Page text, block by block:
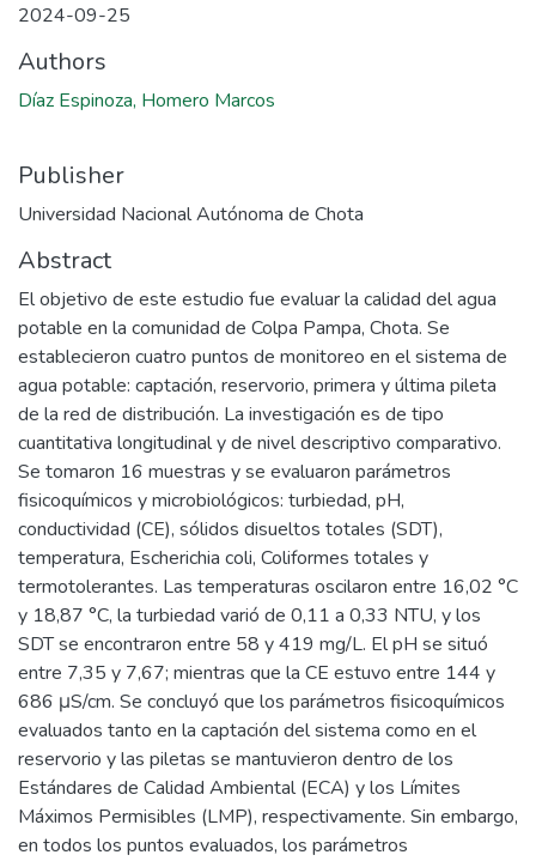
2024-09-25
Authors
Díaz Espinoza, Homero Marcos
Publisher
Universidad Nacional Autónoma de Chota
Abstract
El objetivo de este estudio fue evaluar la calidad del agua
potable en la comunidad de Colpa Pampa, Chota. Se
establecieron cuatro puntos de monitoreo en el sistema de
agua potable: captación, reservorio, primera y última pileta
de la red de distribución. La investigación es de tipo
cuantitativa longitudinal y de nivel descriptivo comparativo.
Se tomaron 16 muestras y se evaluaron parámetros
fisicoquímicos y microbiológicos: turbiedad, pH,
conductividad (CE), sólidos disueltos totales (SDT),
temperatura, Escherichia coli, Coliformes totales y
termotolerantes. Las temperaturas oscilaron entre 16,02 °C
y 18,87 °C, la turbiedad varió de 0,11 a 0,33 NTU, y los
SDT se encontraron entre 58 y 419 mg/L. El pH se situó
entre 7,35 y 7,67; mientras que la CE estuvo entre 144 y
686 μS/cm. Se concluyó que los parámetros fisicoquímicos
evaluados tanto en la captación del sistema como en el
reservorio y las piletas se mantuvieron dentro de los
Estándares de Calidad Ambiental (ECA) y los Límites
Máximos Permisibles (LMP), respectivamente. Sin embargo,
en todos los puntos evaluados, los parámetros